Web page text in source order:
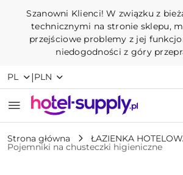
Przejdź do treści głównej
Przejdź do wyszukiwarki
Przejdź do moje konto
Przejdź do menu głównego
Przejdź do opisu produktu
Przejdź do stopki
Szanowni Klienci! W związku z
technicznymi na stronie sklepu,
przejściowe problemy z jej
niedogodności z góry
PL |PLN
Strona główna ŁAZIENKA
Pojemniki na chusteczki higieniczne